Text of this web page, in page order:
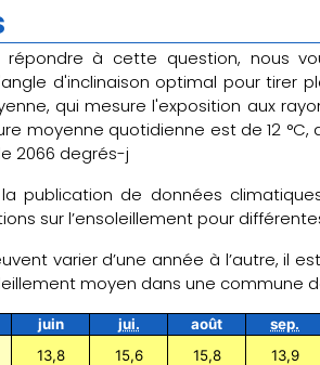
à cette question, nous
d'inclinaison optimal pour tirer
qui mesure l'exposition aux
moyenne quotidienne est de 12
2066 degrés-j
de données
sur l’ensoleillement pour
varier d’une année à l’autre, il
moyen dans une commune
juin jui. août sep.
13,8 15,6 15,8 13,9